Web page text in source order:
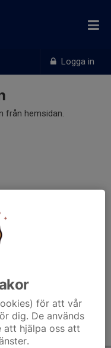
Logga in
från hemsidan.
för att vår
dig. De används
att hjälpa oss att